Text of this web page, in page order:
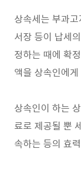
상속세는 부과
서장 등이 납세
정하는 때에 확
액을 상속인에
상속인이 하는
료로 제공될 뿐
속하는 등의 효